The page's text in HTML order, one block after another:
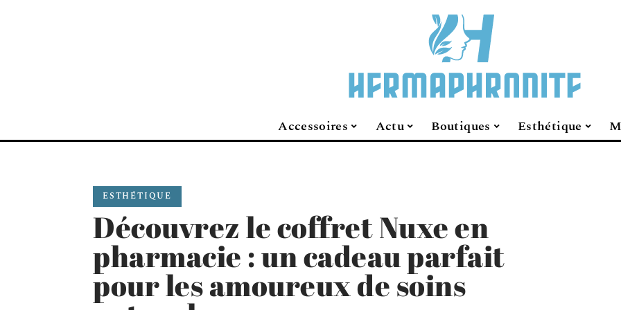
Accessoires Actu Boutiques Esthétique
ESTHÉTIQUE
Découvrez le coffret Nuxe en
pharmacie : un cadeau parfait
pour les amoureux de soins